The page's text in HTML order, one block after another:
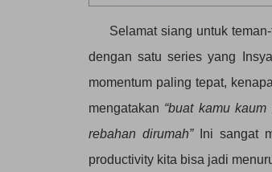
Selamat siang untuk teman-
dengan satu series yang
momentum paling tepat,
mengatakan “buat kamu
rebahan dirumah”
Ini sangat
productivity kita bisa jadi